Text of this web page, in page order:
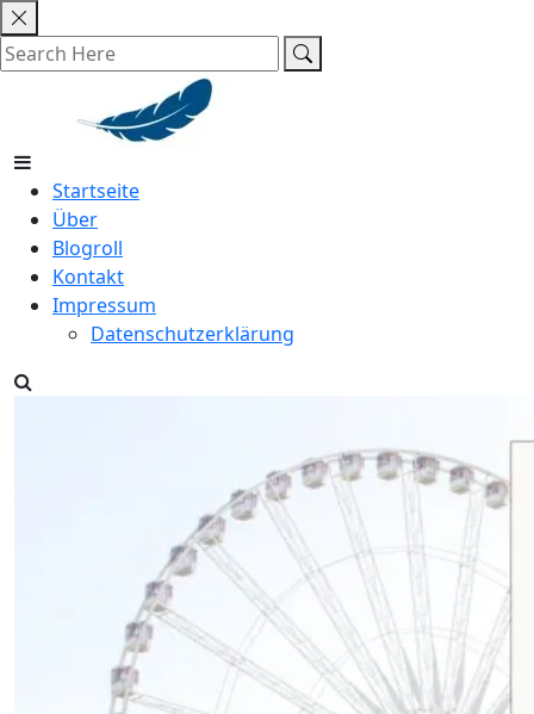
Skip
to
content
Startseite
Über
Blogroll
Kontakt
Impressum
Datenschutzerklärung